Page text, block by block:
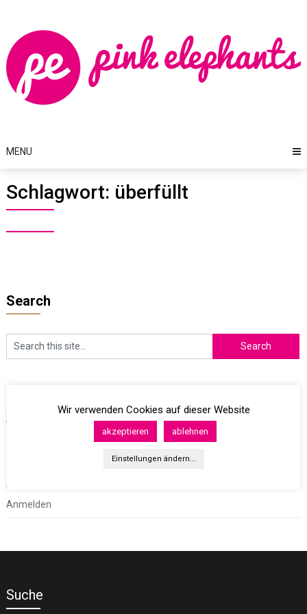
content
MENU
Schlagwort: überfüllt
Search
Archives
Anmelden
Suche
Wir verwenden Cookies auf dieser Website
akzeptieren ablehnen
Einstellungen ändern...